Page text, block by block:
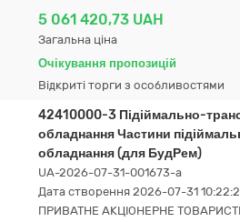
5 061 420,73 UAH
Загальна ціна
Очікування пропозицій
Відкриті торги з особливостями
42410000-3 Підіймально-
обладнання Частини
обладнання (для БудРем)
UA-2026-07-31-001673-a
Дата створення 2026-07-31
ПРИВАТНЕ АКЦІОНЕРНЕ